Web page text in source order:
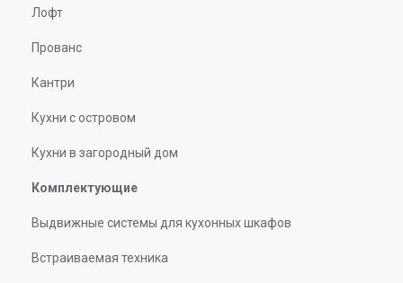
Лофт
Прованс
Кантри
Кухни с островом
Кухни в загородный дом
Комплектующие
Выдвижные системы для кухонных шкафов
Встраиваемая техника